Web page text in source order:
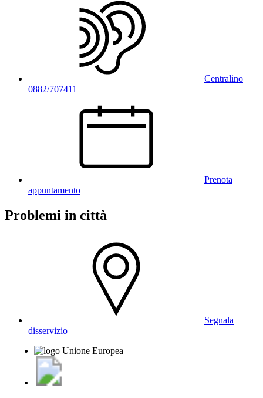
Centralino
0882/707411
Prenota
appuntamento
Problemi in città
Segnala
disservizio